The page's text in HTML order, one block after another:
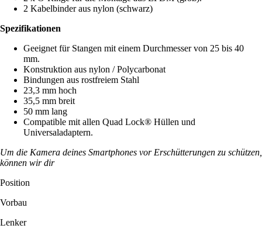
2 Kabelbinder aus nylon (schwarz)
Spezifikationen
Geeignet für Stangen mit einem Durchmesser von 25 bis 40
mm.
Konstruktion aus nylon / Polycarbonat
Bindungen aus rostfreiem Stahl
23,3 mm hoch
35,5 mm breit
50 mm lang
Compatible mit allen Quad Lock® Hüllen und
Universaladaptern.
Um die Kamera deines Smartphones vor Erschütterungen zu schützen,
können wir dir
Position
Vorbau
Lenker